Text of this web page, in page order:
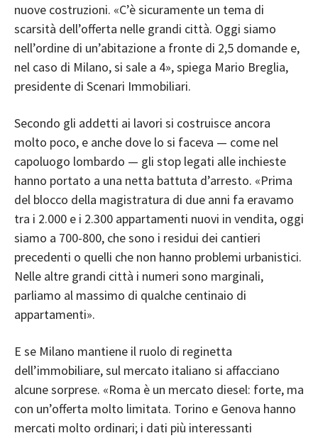
nuove costruzioni. «C’è sicuramente un tema di
scarsità dell’offerta nelle grandi città. Oggi siamo
nell’ordine di un’abitazione a fronte di 2,5 domande e,
nel caso di Milano, si sale a 4», spiega Mario Breglia,
presidente di Scenari Immobiliari.
Secondo gli addetti ai lavori si costruisce ancora
molto poco, e anche dove lo si faceva — come nel
capoluogo lombardo — gli stop legati alle inchieste
hanno portato a una netta battuta d’arresto. «Prima
del blocco della magistratura di due anni fa eravamo
tra i 2.000 e i 2.300 appartamenti nuovi in vendita, oggi
siamo a 700-800, che sono i residui dei cantieri
precedenti o quelli che non hanno problemi urbanistici.
Nelle altre grandi città i numeri sono marginali,
parliamo al massimo di qualche centinaio di
appartamenti».
E se Milano mantiene il ruolo di reginetta
dell’immobiliare, sul mercato italiano si affacciano
alcune sorprese. «Roma è un mercato diesel: forte, ma
con un’offerta molto limitata. Torino e Genova hanno
mercati molto ordinari; i dati più interessanti